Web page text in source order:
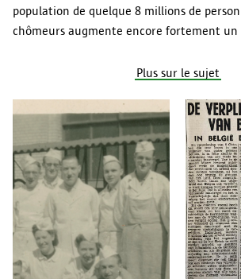
population de quelque 8 millions de
chômeurs augmente encore fortement un
Plus sur le sujet